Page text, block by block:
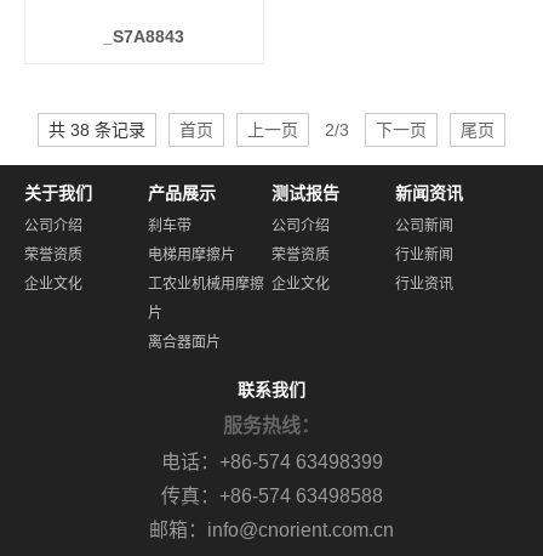
_S7A8843
共 38 条记录 首页 上一页 2/3 下一页 尾页
关于我们
公司介绍
荣誉资质
企业文化
产品展示
刹车带
电梯用摩擦片
工农业机械用摩擦
片
离合器面片
测试报告
公司介绍
荣誉资质
企业文化
新闻资讯
公司新闻
行业新闻
行业资讯
联系我们
服务热线：
电话：+86-574 63498399
传真：+86-574 63498588
邮箱：info@cnorient.com.cn